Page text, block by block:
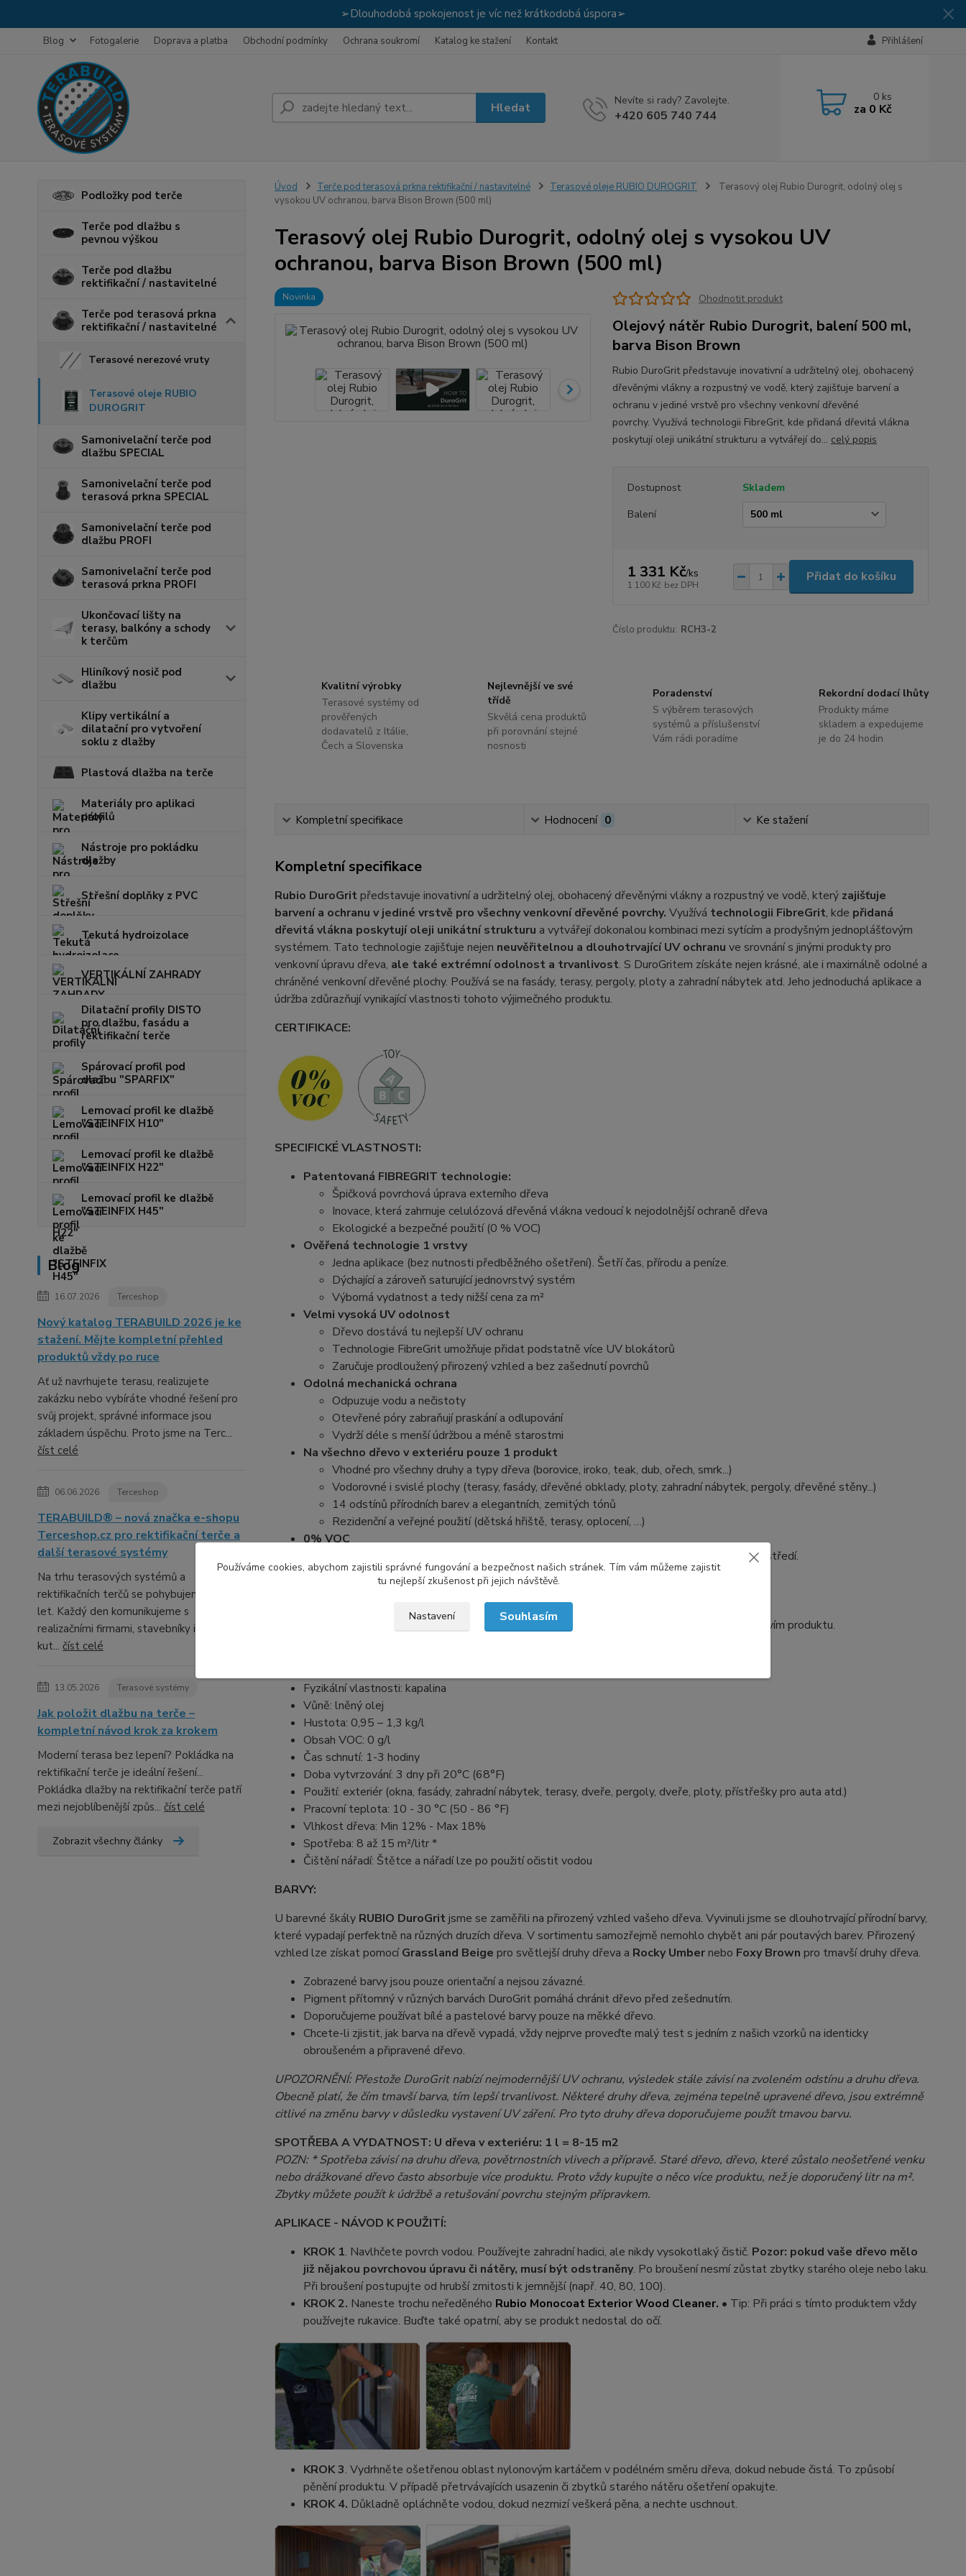
➢Dlouhodobá spokojenost je víc než krátkodobá úspora➢
Blog Fotogalerie Doprava a platba Obchodní podmínky Ochrana soukromí Katalog ke stažení Kontakt Přihlášení
Hledat Nevíte si rady? Zavolejte.
+420 605 740 744
0 ks
za 0 Kč
Podložky pod terče
Terče pod dlažbu s
pevnou výškou
Terče pod dlažbu
rektifikační / nastavitelné
Terče pod terasová prkna
rektifikační / nastavitelné
Terasové nerezové vruty
Terasové oleje RUBIO
DUROGRIT
Samonivelační terče pod
dlažbu SPECIAL
Samonivelační terče pod
terasová prkna SPECIAL
Samonivelační terče pod
dlažbu PROFI
Samonivelační terče pod
terasová prkna PROFI
Ukončovací lišty na
terasy, balkóny a schody
k terčům
Hliníkový nosič pod
dlažbu
Klipy vertikální a
dilatační pro vytvoření
soklu z dlažby
Plastová dlažba na terče
Materiály pro aplikaci
profilů
Nástroje pro pokládku
dlažby
Střešní doplňky z PVC
Tekutá hydroizolace
VERTIKÁLNÍ ZAHRADY
Dilatační profily DISTO
pro dlažbu, fasádu a
rektifikační terče
Spárovací profil pod
dlažbu "SPARFIX"
Lemovací profil ke dlažbě
"STEINFIX H10"
Lemovací profil ke dlažbě
"STEINFIX H22"
Lemovací profil ke dlažbě
"STEINFIX H45"
Blog
16.07.2026 Terceshop
Nový katalog TERABUILD 2026 je ke
stažení. Mějte kompletní přehled
produktů vždy po ruce
Ať už navrhujete terasu, realizujete
zakázku nebo vybíráte vhodné řešení pro
svůj projekt, správné informace jsou
základem úspěchu. Proto jsme na Terc...
číst celé
06.06.2026 Terceshop
TERABUILD® – nová značka e-shopu
Terceshop.cz pro rektifikační terče a
další terasové systémy
Na trhu terasových systémů a
rektifikačních terčů se pohybujeme již řadu
let. Každý den komunikujeme s
realizačními firmami, stavebníky i domácími
kut... číst celé
13.05.2026 Terasové systémy
Jak položit dlažbu na terče –
kompletní návod krok za krokem
Moderní terasa bez lepení? Pokládka na
rektifikační terče je ideální řešení...
Pokládka dlažby na rektifikační terče patří
mezi nejoblíbenější způs... číst celé
Zobrazit všechny články
Úvod Terče pod terasová prkna rektifikační / nastavitelné Terasové oleje RUBIO DUROGRIT
Terasový olej Rubio Durogrit, odolný olej s
vysokou UV ochranou, barva Bison Brown (500 ml)
Terasový olej Rubio Durogrit, odolný olej s vysokou UV
ochranou, barva Bison Brown (500 ml)
Novinka Ohodnotit produkt
Olejový nátěr Rubio Durogrit, balení 500 ml,
barva Bison Brown
Rubio DuroGrit představuje inovativní a udržitelný olej, obohacený
dřevěnými vlákny a rozpustný ve vodě, který zajišťuje barvení a
ochranu v jediné vrstvě pro všechny venkovní dřevěné
povrchy. Využívá technologii FibreGrit, kde přidaná dřevitá vlákna
poskytují oleji unikátní strukturu a vytvářejí do... celý popis
Dostupnost
Skladem
Balení
1 331 Kč/ks
1 100 Kč bez DPH
Přidat do košíku
Číslo produktu: RCH3-2
Kvalitní výrobky
Terasové systémy od
prověřených
dodavatelů z Itálie,
Čech a Slovenska
Nejlevnější ve své
třídě
Skvělá cena produktů
při porovnání stejné
nosnosti
Poradenství
S výběrem terasových
systémů a příslušenství
Vám rádi poradíme
Rekordní dodací lhůty
Produkty máme
skladem a expedujeme
je do 24 hodin
Kompletní specifikace Hodnocení 0 Ke stažení
Kompletní specifikace
Rubio DuroGrit představuje inovativní a udržitelný olej, obohacený dřevěnými vlákny a rozpustný ve vodě, který zajišťuje
barvení a ochranu v jediné vrstvě pro všechny venkovní dřevěné povrchy. Využívá technologii FibreGrit, kde přidaná
dřevitá vlákna poskytují oleji unikátní strukturu a vytvářejí dokonalou kombinaci mezi sytícím a prodyšným jednoplášťovým
systémem. Tato technologie zajišťuje nejen neuvěřitelnou a dlouhotrvající UV ochranu ve srovnání s jinými produkty pro
venkovní úpravu dřeva, ale také extrémní odolnost a trvanlivost. S DuroGritem získáte nejen krásné, ale i maximálně odolné a
chráněné venkovní dřevěné plochy. Používá se na fasády, terasy, pergoly, ploty a zahradní nábytek atd. Jeho jednoduchá aplikace a
údržba zdůrazňují vynikající vlastnosti tohoto výjimečného produktu.
CERTIFIKACE:
SPECIFICKÉ VLASTNOSTI:
Patentovaná FIBREGRIT technologie:
Špičková povrchová úprava externího dřeva
Inovace, která zahrnuje celulózová dřevěná vlákna vedoucí k nejodolnější ochraně dřeva
Ekologické a bezpečné použití (0 % VOC)
Ověřená technologie 1 vrstvy
Jedna aplikace (bez nutnosti předběžného ošetření). Šetří čas, přírodu a peníze.
Dýchající a zároveň saturující jednovrstvý systém
Výborná vydatnost a tedy nižší cena za m²
Velmi vysoká UV odolnost
Dřevo dostává tu nejlepší UV ochranu
Technologie FibreGrit umožňuje přidat podstatně více UV blokátorů
Zaručuje prodloužený přirozený vzhled a bez zašednutí povrchů
Odolná mechanická ochrana
Odpuzuje vodu a nečistoty
Otevřené póry zabraňují praskání a odlupování
Vydrží déle s menší údržbou a méně starostmi
Na všechno dřevo v exteriéru pouze 1 produkt
Vhodné pro všechny druhy a typy dřeva (borovice, iroko, teak, dub, ořech, smrk...)
Vodorovné i svislé plochy (terasy, fasády, dřevěné obklady, ploty, zahradní nábytek, pergoly, dřevěné stěny...)
14 odstínů přírodních barev a elegantních, zemitých tónů
Rezidenční a veřejné použití (dětská hřiště, terasy, oplocení, …)
0% VOC
Bez obsahu rozpouštědel, což znamená žádné škodlivé výpary - šetrné k životnímu prostředí.
Snadná aplikace a rychlé zasychání
Přináší jednoduchou aplikaci a rychlé zasychání, což zkracuje dobu práce a aplikace.
Ekonomický s nízkou spotřebou
Vyniká svou efektivní spotřebou, což znamená výhodné pokrytí plochy s malým množstvím produktu.
Fyzikální vlastnosti: kapalina
Vůně: lněný olej
Hustota: 0,95 – 1,3 kg/l
Obsah VOC: 0 g/l
Čas schnutí: 1-3 hodiny
Doba vytvrzování: 3 dny při 20°C (68°F)
Použití: exteriér (okna, fasády, zahradní nábytek, terasy, dveře, pergoly, dveře, ploty, přístřešky pro auta atd.)
Pracovní teplota: 10 - 30 °C (50 - 86 °F)
Vlhkost dřeva: Min 12% - Max 18%
Spotřeba: 8 až 15 m²/litr *
Čištění nářadí: Štětce a nářadí lze po použití očistit vodou
BARVY:
U barevné škály RUBIO DuroGrit jsme se zaměřili na přirozený vzhled vašeho dřeva. Vyvinuli jsme se dlouhotrvající přírodní barvy,
které vypadají perfektně na různých druzích dřeva. V sortimentu samozřejmě nemohlo chybět ani pár poutavých barev. Přirozený
vzhled lze získat pomocíGrassland Beige pro světlejší druhy dřeva a Rocky Umbernebo Foxy Brown pro tmavší druhy dřeva.
Zobrazené barvy jsou pouze orientační a nejsou závazné.
Pigment přítomný v různých barvách DuroGrit pomáhá chránit dřevo před zešednutím.
Doporučujeme používat bílé a pastelové barvy pouze na měkké dřevo.
Chcete-li zjistit, jak barva na dřevě vypadá, vždy nejprve proveďte malý test s jedním z našich vzorků na identicky
obroušeném a připravené dřevo.
UPOZORNĚNÍ: Přestože DuroGrit nabízí nejmodernější UV ochranu, výsledek stále závisí na zvoleném odstínu a druhu dřeva.
Obecně platí, že čím tmavší barva, tím lepší trvanlivost. Některé druhy dřeva, zejména tepelně upravené dřevo, jsou extrémně
citlivé na změnu barvy v důsledku vystavení UV záření. Pro tyto druhy dřeva doporučujeme použít tmavou barvu.
SPOTŘEBA A VYDATNOST: U dřeva v exteriéru: 1 l = 8-15 m2
POZN: * Spotřeba závisí na druhu dřeva, povětrnostních vlivech a přípravě. Staré dřevo, dřevo, které zůstalo neošetřené venku
nebo drážkované dřevo často absorbuje více produktu. Proto vždy kupujte o něco více produktu, než je doporučený litr na m².
Zbytky můžete použít k údržbě a retušování povrchu stejným přípravkem.
APLIKACE - NÁVOD K POUŽITÍ:
KROK 1. Navlhčete povrch vodou. Používejte zahradní hadici, ale nikdy vysokotlaký čistič. Pozor: pokud vaše dřevo mělo
již nějakou povrchovou úpravu či nátěry, musí být odstraněny. Po broušení nesmí zůstat zbytky starého oleje nebo laku.
Při broušení postupujte od hrubší zrnitosti k jemnější (např. 40, 80, 100).
KROK 2. Naneste trochu neředěného Rubio Monocoat Exterior Wood Cleaner. • Tip: Při práci s tímto produktem vždy
používejte rukavice. Buďte také opatrní, aby se produkt nedostal do očí.
KROK 3. Vydrhněte ošetřenou oblast nylonovým kartáčem v podélném směru dřeva, dokud nebude čistá. To způsobí
pěnění produktu. V případě přetrvávajících usazenin či zbytků starého nátěru ošetření opakujte.
KROK 4. Důkladně opláchněte vodou, dokud nezmizí veškerá pěna, a nechte uschnout.
Používáme cookies, abychom zajistili správné fungování a bezpečnost našich stránek. Tím vám můžeme zajistit
tu nejlepší zkušenost při jejich návštěvě.
Nastavení Souhlasím